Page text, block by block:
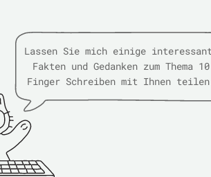
Lassen Sie mich einige
Fakten und Gedanken zum Thema 10
Finger Schreiben mit Ihnen